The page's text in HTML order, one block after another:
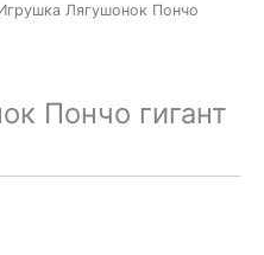
Лягушонок Пончо
Пончо гигант